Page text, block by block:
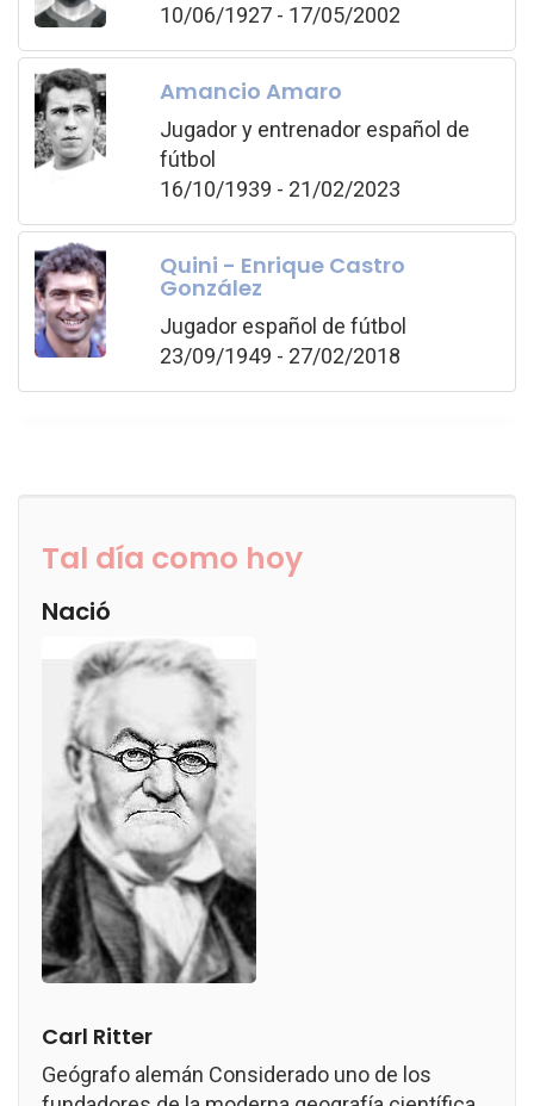
10/06/1927 - 17/05/2002
Amancio Amaro
Jugador y entrenador español de
fútbol
16/10/1939 - 21/02/2023
Quini - Enrique Castro
González
Jugador español de fútbol
23/09/1949 - 27/02/2018
Tal día como hoy
Nació
Carl Ritter
Geógrafo alemán Considerado uno de los